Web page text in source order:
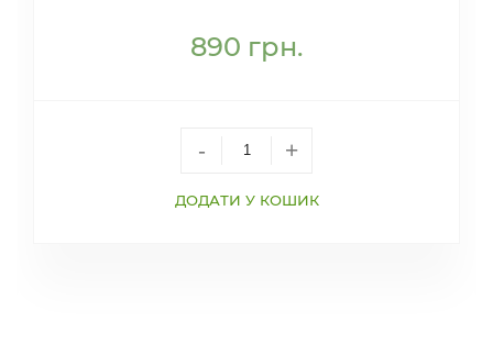
890 грн.
- +
ДОДАТИ У КОШИК